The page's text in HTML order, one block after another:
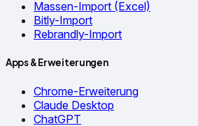
Massen-Import (Excel)
Bitly-Import
Rebrandly-Import
Apps & Erweiterungen
Chrome-Erweiterung
Claude Desktop
ChatGPT